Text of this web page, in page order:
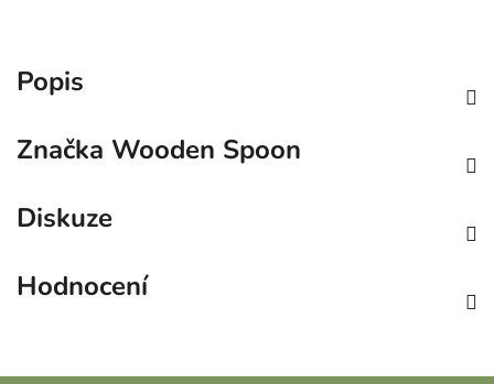
Popis
Značka Wooden Spoon
Diskuze
Hodnocení